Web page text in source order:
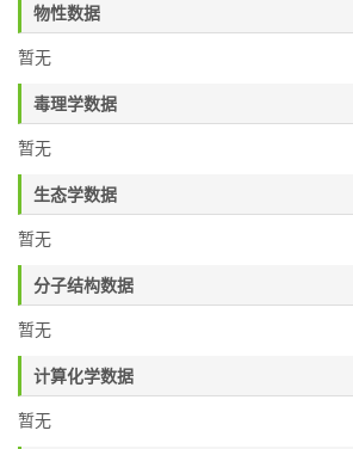
物性数据
暂无
毒理学数据
暂无
生态学数据
暂无
分子结构数据
暂无
计算化学数据
暂无